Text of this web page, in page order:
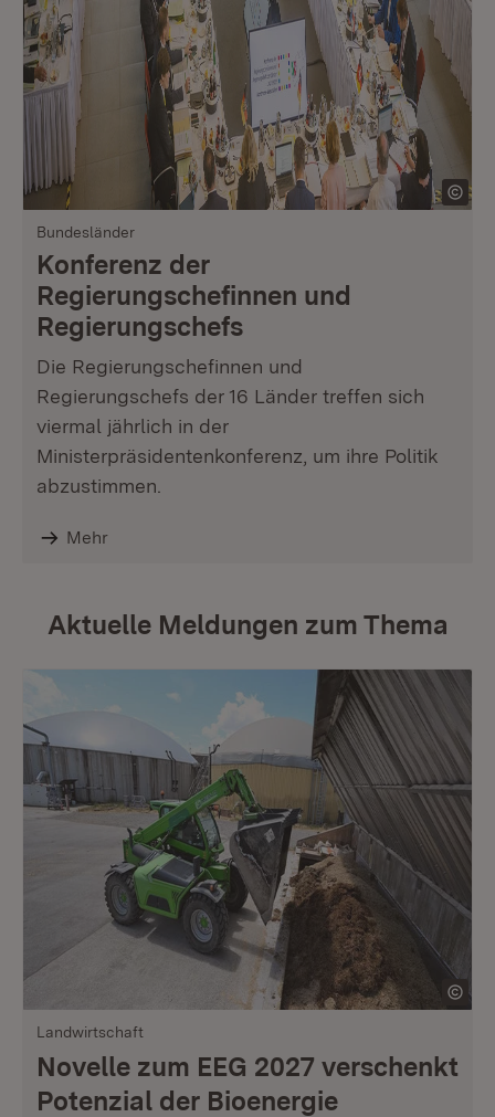
Bundesländer
Konferenz der
Regierungschefinnen und
Regierungschefs
Die Regierungschefinnen und
Regierungschefs der 16 Länder treffen sich
viermal jährlich in der
Ministerpräsidentenkonferenz, um ihre Politik
abzustimmen.
Mehr
Aktuelle Meldungen zum Thema
Landwirtschaft
Novelle zum EEG 2027 verschenkt
Potenzial der Bioenergie